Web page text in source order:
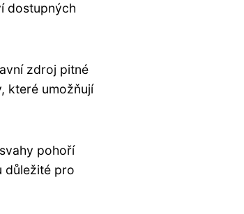
dostupných
zdroj pitné
které umožňují
pohoří
důležité pro